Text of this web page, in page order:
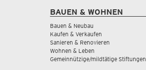
BAUEN & WOHNEN
Bauen & Neubau
Kaufen & Verkaufen
Sanieren & Renovieren
Wohnen & Leben
Gemeinnützige/mildtätige Stiftungen